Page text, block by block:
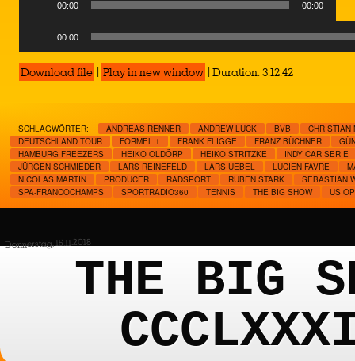
00:00 00:00
00:00
Download file | Play in new window | Duration: 3:12:42
SCHLAGWÖRTER: ANDREAS RENNER ANDREW LUCK BVB
CHRISTIAN
DEUTSCHLAND TOUR
FORMEL 1 FRANK FLIGGE FRANZ BÜCHNER
HAMBURG FREEZERS
HEIKO OLDÖRP HEIKO STRITZKE
INDY CAR SERIE
JÜRGEN SCHMIEDER
LARS REINEFELD LARS UEBEL LUCIEN FAVRE
NICOLAS MARTIN
PRODUCER RADSPORT RUBEN STARK
SEBASTIAN
SPA-FRANCOCHAMPS
SPORTRADIO360 TENNIS THE BIG SHOW US
Donnerstag, 15.11.2018
THE BIG